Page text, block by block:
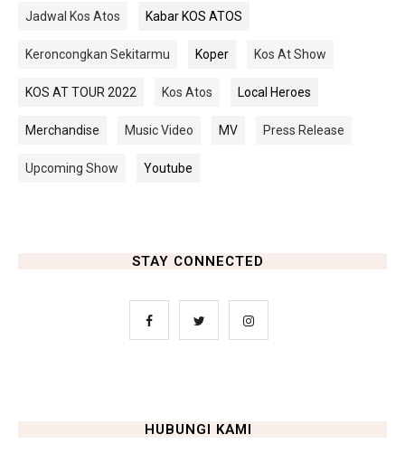
Jadwal Kos Atos Kabar KOS ATOS
Keroncongkan Sekitarmu Koper Kos At Show
KOS AT TOUR 2022 Kos Atos Local Heroes
Merchandise Music Video MV Press Release
Upcoming Show Youtube
STAY CONNECTED
HUBUNGI KAMI